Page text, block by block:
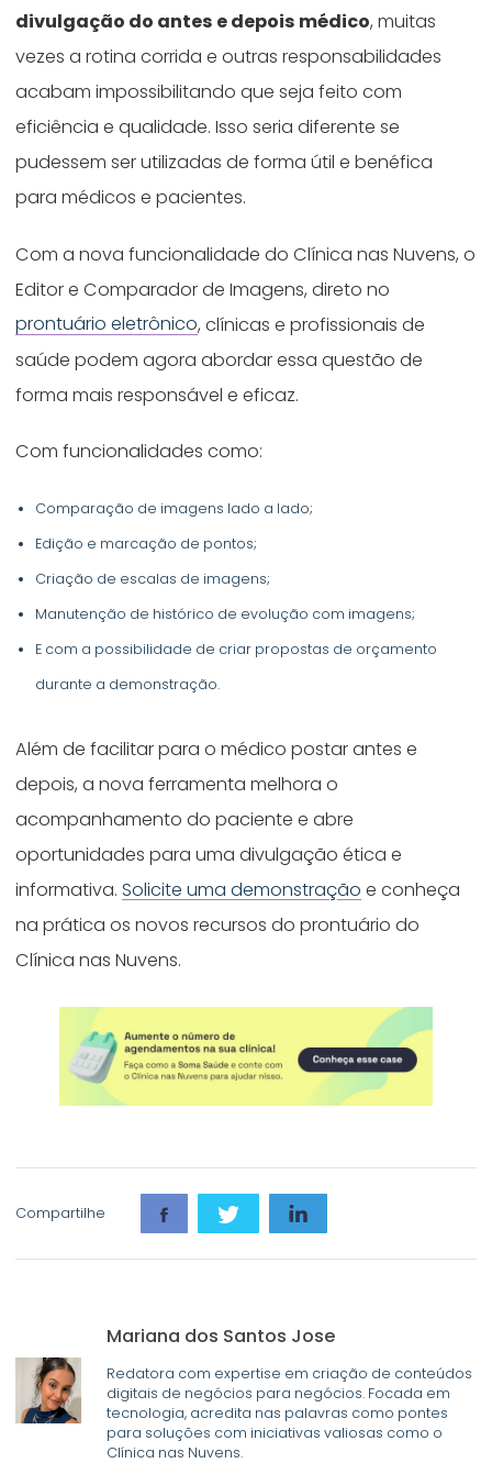
divulgação do antes e depois médico, muitas
vezes a rotina corrida e outras responsabilidades
acabam impossibilitando que seja feito com
eficiência e qualidade. Isso seria diferente se
pudessem ser utilizadas de forma útil e benéfica
para médicos e pacientes.
Com a nova funcionalidade do Clínica nas Nuvens, o
Editor e Comparador de Imagens, direto no
prontuário eletrônico, clínicas e profissionais de
saúde podem agora abordar essa questão de
forma mais responsável e eficaz.
Com funcionalidades como:
Comparação de imagens lado a lado;
Edição e marcação de pontos;
Criação de escalas de imagens;
Manutenção de histórico de evolução com imagens;
E com a possibilidade de criar propostas de orçamento
durante a demonstração.
Além de facilitar para o médico postar antes e
depois, a nova ferramenta melhora o
acompanhamento do paciente e abre
oportunidades para uma divulgação ética e
informativa.Solicite uma demonstração e conheça
na prática os novos recursos do prontuário do
Clínica nas Nuvens.
Compartilhe
Mariana dos Santos Jose
Redatora com expertise em criação de conteúdos
digitais de negócios para negócios. Focada em
tecnologia, acredita nas palavras como pontes
para soluções com iniciativas valiosas como o
Clínica nas Nuvens.